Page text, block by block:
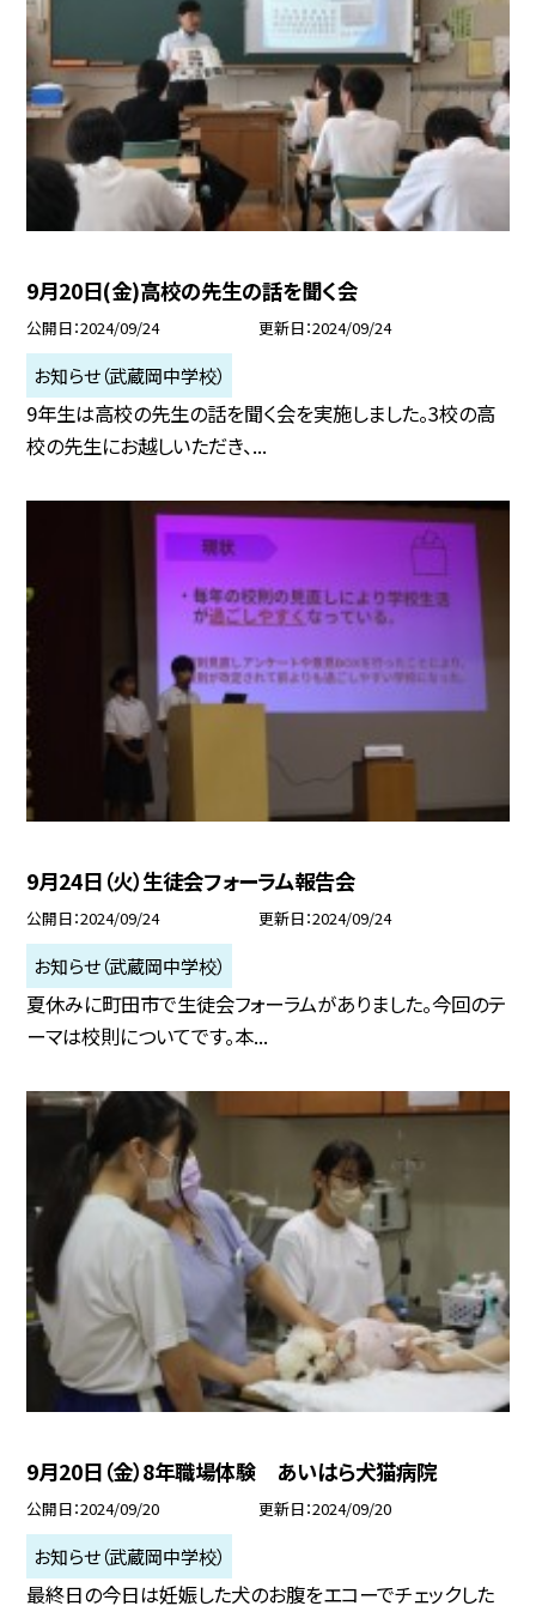
9月20日(金)高校の先生の話を聞く会
公開日 2024/09/24 更新日 2024/09/24
お知らせ（武蔵岡中学校）
9年生は高校の先生の話を聞く会を実施しました。3校の高
校の先生にお越しいただき、...
9月24日（火）生徒会フォーラム報告会
公開日 2024/09/24 更新日 2024/09/24
お知らせ（武蔵岡中学校）
夏休みに町田市で生徒会フォーラムがありました。今回のテ
ーマは校則についてです。本...
9月20日（金）8年職場体験 あいはら犬猫病院
公開日 2024/09/20 更新日 2024/09/20
お知らせ（武蔵岡中学校）
最終日の今日は妊娠した犬のお腹をエコーでチェックした